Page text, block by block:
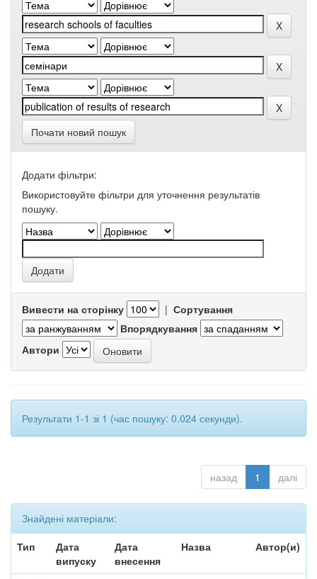
Почати новий пошук
Додати фільтри:
Використовуйте фільтри для уточнення результатів
пошуку.
Вивести на сторінку | Сортування
Впорядкування
Автори
Результати 1-1 зі 1 (час пошуку: 0.024 секунди).
назад 1 далі
Знайдені матеріали:
Тип
Дата
випуску
Дата
внесення
Назва Автор(и)